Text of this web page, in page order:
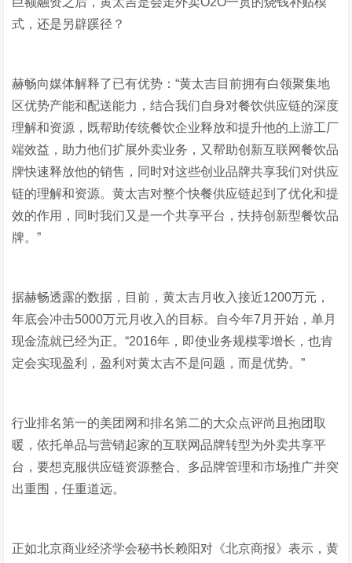
式，还是另辟蹊径？
赫畅向媒体解释了已有优势：“黄太吉目前拥有白领聚集地
区优势产能和配送能力，结合我们自身对餐饮供应链的深度
理解和资源，既帮助传统餐饮企业释放和提升他的上游工厂
端效益，助力他们扩展外卖业务，又帮助创新互联网餐饮品
牌快速释放他的销售，同时对这些创业品牌共享我们对供应
链的理解和资源。黄太吉对整个快餐供应链起到了优化和提
效的作用，同时我们又是一个共享平台，扶持创新型餐饮品
牌。”
据赫畅透露的数据，目前，黄太吉月收入接近1200万元，
年底会冲击5000万元月收入的目标。自今年7月开始，单月
现金流就已经为正。“2016年，即使业务规模零增长，也肯
定会实现盈利，盈利对黄太吉不是问题，而是优势。”
行业排名第一的美团网和排名第二的大众点评尚且抱团取
暖，依托单品与营销起家的互联网品牌转型为外卖共享平
台，要想克服供应链资源整合、多品牌管理和市场推广并突
出重围，任重道远。
正如北京商业经济学会秘书长赖阳对《北京商报》表示，黄